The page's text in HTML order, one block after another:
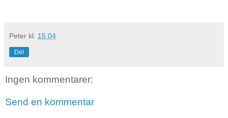
Peter kl. 15.04
Del
Ingen kommentarer:
Send en kommentar